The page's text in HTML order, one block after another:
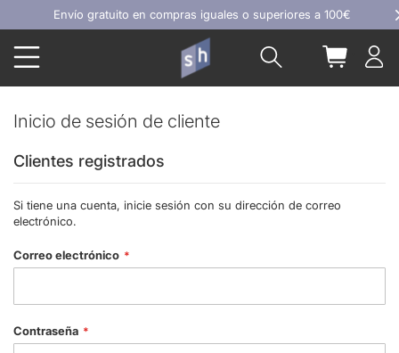
Ir
al
contenido
Envío gratuito en compras iguales o superiores a 100€
Buscar Mi
Inicio de sesión de cliente
Clientes registrados
Si tiene una cuenta, inicie sesión con su dirección de correo
electrónico.
Correo electrónico
Contraseña